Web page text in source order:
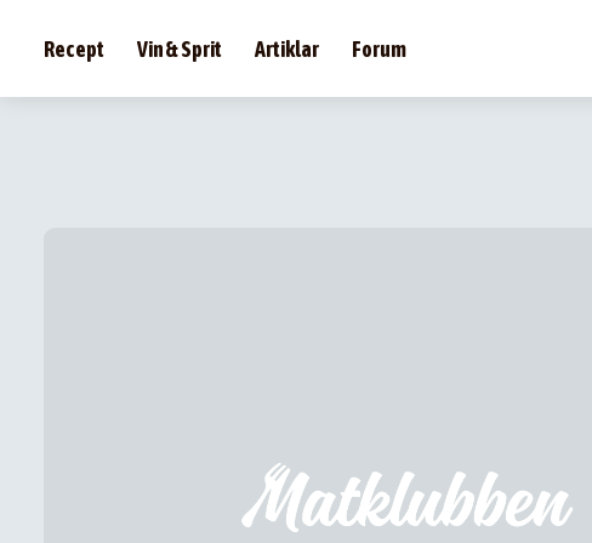
Recept Vin & Sprit Artiklar Forum